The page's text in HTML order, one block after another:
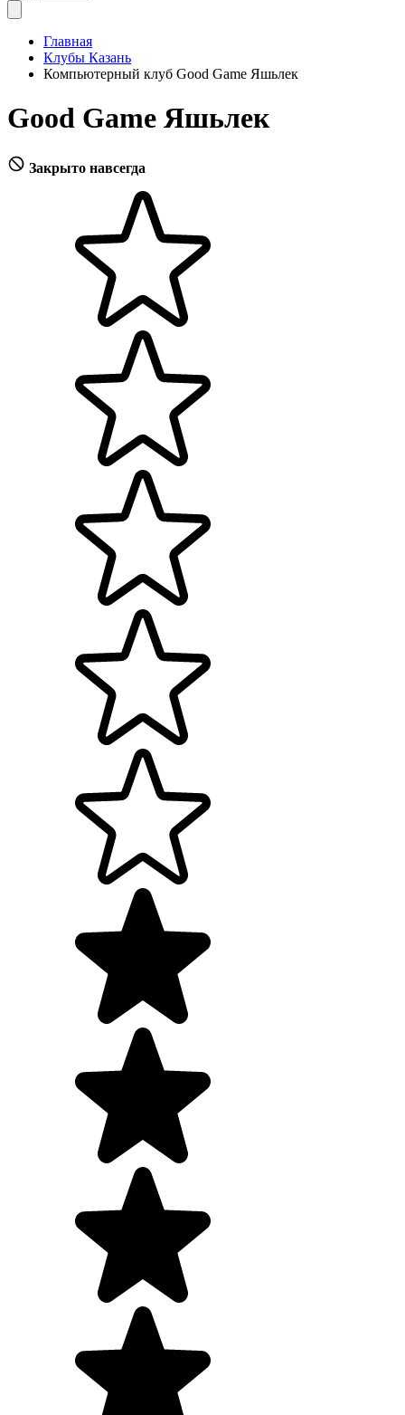
Главная
Клубы Казань
Компьютерный клуб Good Game Яшьлек
Good Game Яшьлек
Закрыто навсегда